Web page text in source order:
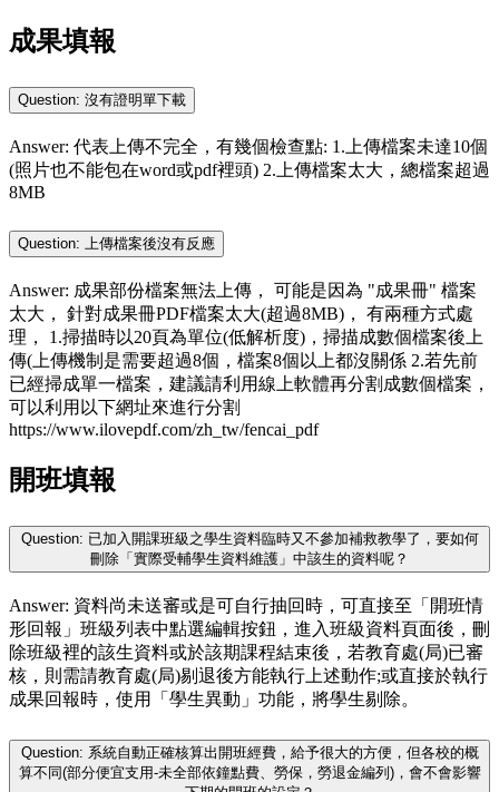
成果填報
Question: 沒有證明單下載
Answer: 代表上傳不完全，有幾個檢查點: 1.上傳檔案未達10個
(照片也不能包在word或pdf裡頭) 2.上傳檔案太大，總檔案超過
8MB
Question: 上傳檔案後沒有反應
Answer: 成果部份檔案無法上傳， 可能是因為 "成果冊" 檔案
太大， 針對成果冊PDF檔案太大(超過8MB)， 有兩種方式處
理， 1.掃描時以20頁為單位(低解析度)，掃描成數個檔案後上
傳(上傳機制是需要超過8個，檔案8個以上都沒關係 2.若先前
已經掃成單一檔案，建議請利用線上軟體再分割成數個檔案，
可以利用以下網址來進行分割
https://www.ilovepdf.com/zh_tw/fencai_pdf
開班填報
Question: 已加入開課班級之學生資料臨時又不參加補救教學了，要如何
刪除「實際受輔學生資料維護」中該生的資料呢？
Answer: 資料尚未送審或是可自行抽回時，可直接至「開班情
形回報」班級列表中點選編輯按鈕，進入班級資料頁面後，刪
除班級裡的該生資料或於該期課程結束後，若教育處(局)已審
核，則需請教育處(局)剔退後方能執行上述動作;或直接於執行
成果回報時，使用「學生異動」功能，將學生剔除。
Question: 系統自動正確核算出開班經費，給予很大的方便，但各校的概
算不同(部分便宜支用-未全部依鐘點費、勞保，勞退金編列)，會不會影響